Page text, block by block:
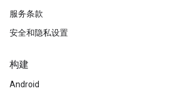
服务条款
安全和隐私设置
构建
Android